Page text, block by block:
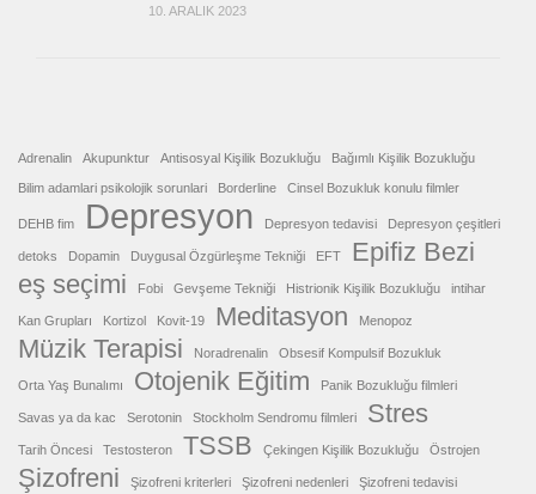
10. ARALIK 2023
Adrenalin Akupunktur Antisosyal Kişilik Bozukluğu Bağımlı Kişilik Bozukluğu
Bilim adamlari psikolojik sorunlari Borderline Cinsel Bozukluk konulu filmler
DEHB fim Depresyon Depresyon tedavisi Depresyon çeşitleri
detoks Dopamin Duygusal Özgürleşme Tekniği EFT
Epifiz Bezi
eş seçimi
Fobi Gevşeme Tekniği Histrionik Kişilik Bozukluğu intihar
Kan Grupları Kortizol Kovit-19 Meditasyon Menopoz
Müzik Terapisi Noradrenalin Obsesif Kompulsif Bozukluk
Orta Yaş Bunalımı Otojenik Eğitim Panik Bozukluğu filmleri
Savas ya da kac Serotonin Stockholm Sendromu filmleri Stres
Tarih Öncesi Testosteron TSSB Çekingen Kişilik Bozukluğu Östrojen
Şizofreni Şizofreni kriterleri Şizofreni nedenleri Şizofreni tedavisi